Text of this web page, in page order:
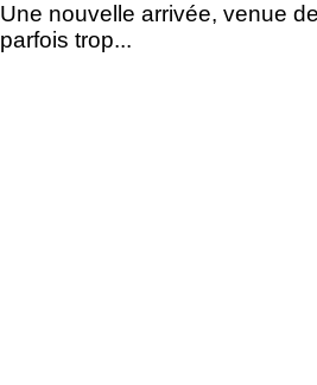
Une nouvelle arrivée, venue
parfois trop...